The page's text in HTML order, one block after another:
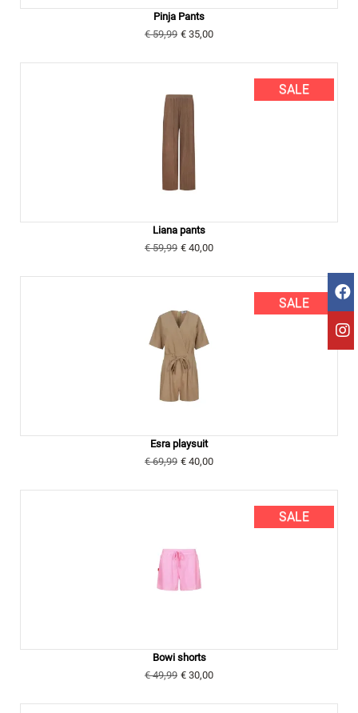
Pinja Pants
€ 59,99 € 35,00
SALE
Liana pants
€ 59,99 € 40,00
SALE
Esra playsuit
€ 69,99 € 40,00
SALE
Bowi shorts
€ 49,99 € 30,00